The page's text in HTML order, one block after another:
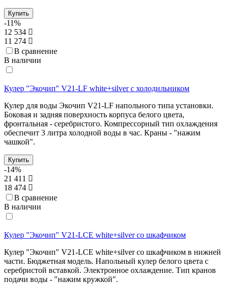
Купить
-11%
12 534
11 274
В сравнение
В наличии
Кулер "Экочип" V21-LF white+silver с холодильником
Кулер для воды Экочип V21-LF напольного типа установки.
Боковая и задняя поверхность корпуса белого цвета,
фронтальная - серебристого. Компрессорный тип охлаждения
обеспечит 3 литра холодной воды в час. Краны - "нажим
чашкой".
Купить
-14%
21 411
18 474
В сравнение
В наличии
Кулер "Экочип" V21-LCE white+silver со шкафчиком
Кулер "Экочип" V21-LCE white+silver со шкафчиком в нижней
части. Бюджетная модель. Напольный кулер белого цвета с
серебристой вставкой. Электронное охлаждение. Тип кранов
подачи воды - "нажим кружкой".